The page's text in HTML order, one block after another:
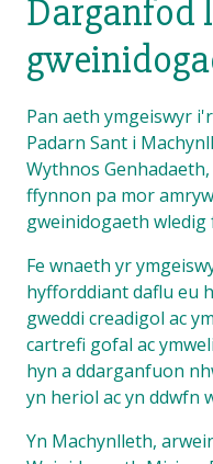
Darganfod
Pan aeth ymgeiswyr
Padarn Sant i
Wythnos
ffynnon pa mor
gweinidogaeth wledig
Fe wnaeth yr
hyfforddiant daflu eu
gweddi creadigol ac
cartrefi gofal ac
hyn a ddarganfuon
yn heriol ac yn ddwfn
Yn Machynlleth,